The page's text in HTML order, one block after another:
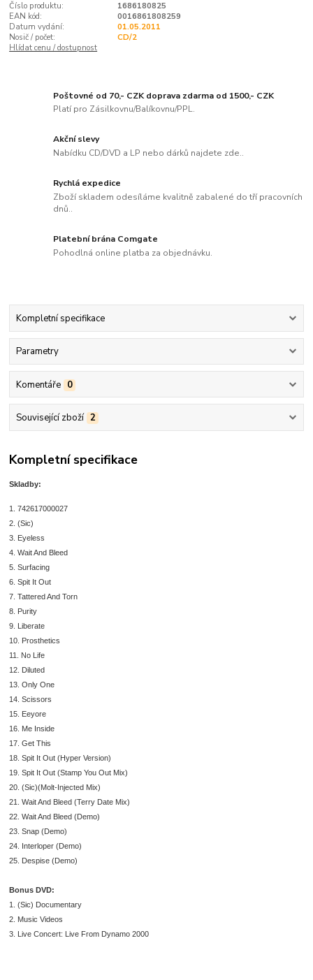
Číslo produktu:
1686180825
EAN kód:
0016861808259
Datum vydání:
01.05.2011
Nosič / počet:
CD/2
Hlídat cenu / dostupnost
Poštovné od 70,- CZK doprava zdarma od 1500,- CZK
Platí pro Zásilkovnu/Balíkovnu/PPL.
Akční slevy
Nabídku CD/DVD a LP nebo dárků najdete zde..
Rychlá expedice
Zboží skladem odesíláme kvalitně zabalené do tří pracovních
dnů..
Platební brána Comgate
Pohodlná online platba za objednávku.
Kompletní specifikace
Parametry
Komentáře 0
Související zboží 2
Kompletní specifikace
Skladby:
1. 742617000027
2. (Sic)
3. Eyeless
4. Wait And Bleed
5. Surfacing
6. Spit It Out
7. Tattered And Torn
8. Purity
9. Liberate
10. Prosthetics
11. No Life
12. Diluted
13. Only One
14. Scissors
15. Eeyore
16. Me Inside
17. Get This
18. Spit It Out (Hyper Version)
19. Spit It Out (Stamp You Out Mix)
20. (Sic)(Molt-Injected Mix)
21. Wait And Bleed (Terry Date Mix)
22. Wait And Bleed (Demo)
23. Snap (Demo)
24. Interloper (Demo)
25. Despise (Demo)
Bonus DVD:
1. (Sic) Documentary
2. Music Videos
3. Live Concert: Live From Dynamo 2000